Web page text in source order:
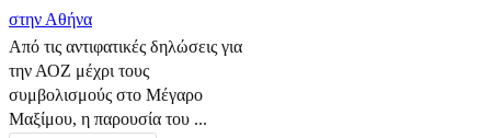
στην Αθήνα
Από τις αντιφατικές δηλώσεις για
την ΑΟΖ μέχρι τους
συμβολισμούς στο Μέγαρο
Μαξίμου, η παρουσία του ...